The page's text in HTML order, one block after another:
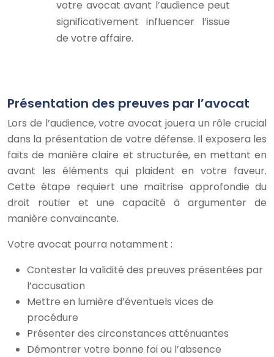
votre avocat avant l’audience peut
significativement influencer l’issue
de votre affaire.
Présentation des preuves par l’avocat
Lors de l’audience, votre avocat jouera un rôle crucial
dans la présentation de votre défense. Il exposera les
faits de manière claire et structurée, en mettant en
avant les éléments qui plaident en votre faveur.
Cette étape requiert une maîtrise approfondie du
droit routier et une capacité à argumenter de
manière convaincante.
Votre avocat pourra notamment :
Contester la validité des preuves présentées par
l’accusation
Mettre en lumière d’éventuels vices de
procédure
Présenter des circonstances atténuantes
Démontrer votre bonne foi ou l’absence